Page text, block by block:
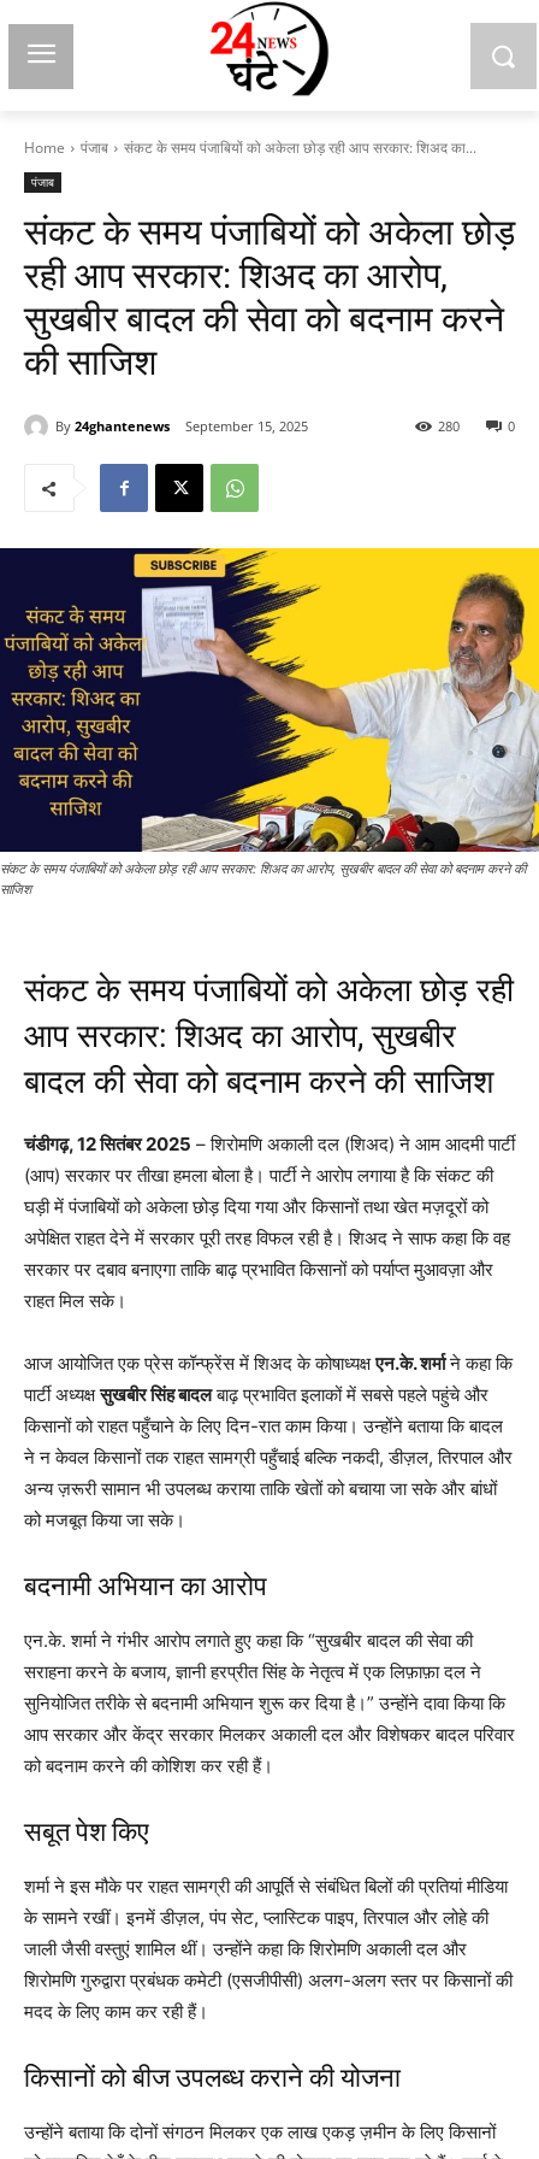
Home पंजाब संकट के समय पंजाबियों को अकेला छोड़ रही आप सरकार: शिअद का...
पंजाब
संकट के समय पंजाबियों को अकेला छोड़
रही आप सरकार: शिअद का आरोप,
सुखबीर बादल की सेवा को बदनाम करने
की साजिश
By 24ghantenews September 15, 2025 0
280
संकट के समय पंजाबियों को अकेला छोड़ रही आप सरकार: शिअद का आरोप, सुखबीर बादल की सेवा को बदनाम करने की
साजिश
संकट के समय पंजाबियों को अकेला छोड़ रही
आप सरकार: शिअद का आरोप, सुखबीर
बादल की सेवा को बदनाम करने की साजिश
चंडीगढ़, 12 सितंबर 2025 – शिरोमणि अकाली दल (शिअद) ने आम आदमी पार्टी
(आप) सरकार पर तीखा हमला बोला है। पार्टी ने आरोप लगाया है कि संकट की
घड़ी में पंजाबियों को अकेला छोड़ दिया गया और किसानों तथा खेत मज़दूरों को
अपेक्षित राहत देने में सरकार पूरी तरह विफल रही है। शिअद ने साफ कहा कि वह
सरकार पर दबाव बनाएगा ताकि बाढ़ प्रभावित किसानों को पर्याप्त मुआवज़ा और
राहत मिल सके।
आज आयोजित एक प्रेस कॉन्फ्रेंस में शिअद के कोषाध्यक्षएन.के. शर्माने कहा कि
पार्टी अध्यक्षसुखबीर सिंह बादलबाढ़ प्रभावित इलाकों में सबसे पहले पहुंचे और
किसानों को राहत पहुँचाने के लिए दिन-रात काम किया। उन्होंने बताया कि बादल
ने न केवल किसानों तक राहत सामग्री पहुँचाई बल्कि नकदी, डीज़ल, तिरपाल और
अन्य ज़रूरी सामान भी उपलब्ध कराया ताकि खेतों को बचाया जा सके और बांधों
को मजबूत किया जा सके।
बदनामी अभियान का आरोप
एन.के. शर्मा ने गंभीर आरोप लगाते हुए कहा कि “सुखबीर बादल की सेवा की
सराहना करने के बजाय, ज्ञानी हरप्रीत सिंह के नेतृत्व में एक लिफ़ाफ़ा दल ने
सुनियोजित तरीके से बदनामी अभियान शुरू कर दिया है।” उन्होंने दावा किया कि
आप सरकार और केंद्र सरकार मिलकर अकाली दल और विशेषकर बादल परिवार
को बदनाम करने की कोशिश कर रही हैं।
सबूत पेश किए
शर्मा ने इस मौके पर राहत सामग्री की आपूर्ति से संबंधित बिलों की प्रतियां मीडिया
के सामने रखीं। इनमें डीज़ल, पंप सेट, प्लास्टिक पाइप, तिरपाल और लोहे की
जाली जैसी वस्तुएं शामिल थीं। उन्होंने कहा कि शिरोमणि अकाली दल और
शिरोमणि गुरुद्वारा प्रबंधक कमेटी (एसजीपीसी) अलग-अलग स्तर पर किसानों की
मदद के लिए काम कर रही हैं।
किसानों को बीज उपलब्ध कराने की योजना
उन्होंने बताया कि दोनों संगठन मिलकर एक लाख एकड़ ज़मीन के लिए किसानों